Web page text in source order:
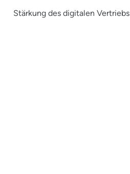
Stärkung des digitalen Vertriebs